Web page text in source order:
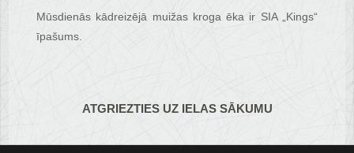
Mūsdienās kādreizējā muižas kroga ēka ir SIA „Kings“
īpašums.
ATGRIEZTIES UZ IELAS SĀKUMU